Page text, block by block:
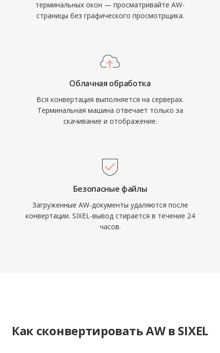
терминальных окон — просматривайте AW-
страницы без графического просмотрщика.
Облачная обработка
Вся конвертация выполняется на серверах.
Терминальная машина отвечает только за
скачивание и отображение.
Безопасные файлы
Загруженные AW-документы удаляются после
конвертации. SIXEL-вывод стирается в течение 24
часов.
Как сконвертировать AW в SIXEL